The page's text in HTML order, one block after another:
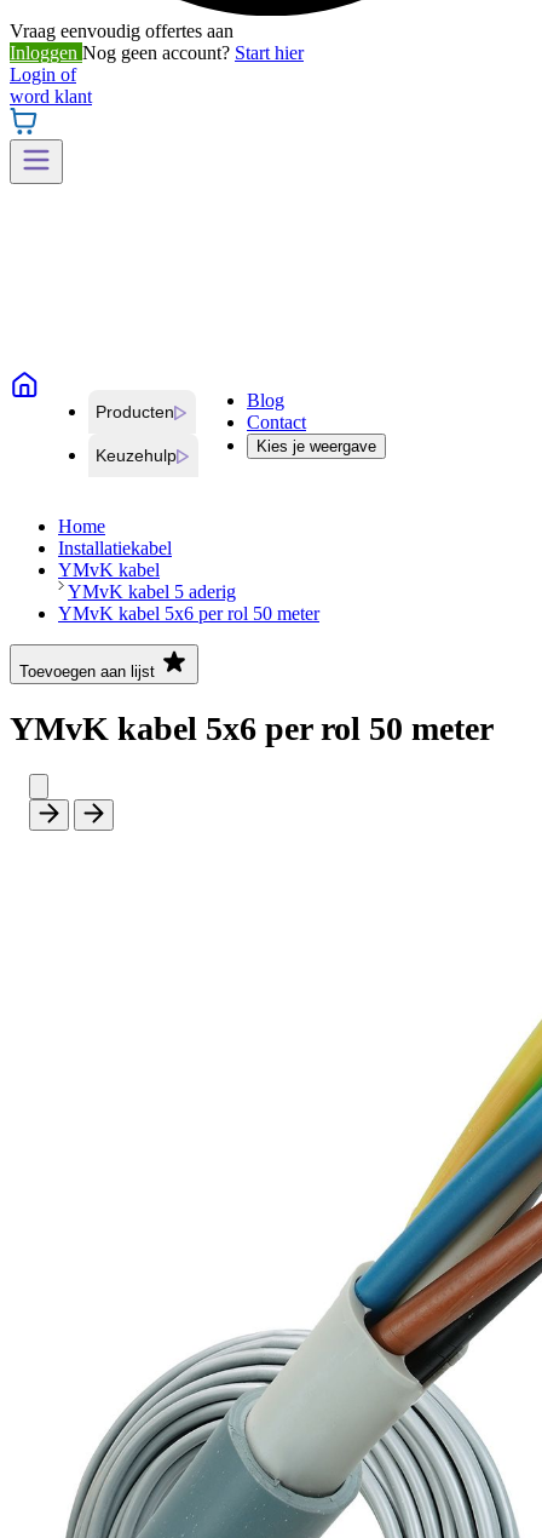
Vraag eenvoudig offertes aan
Inloggen Nog geen account? Start hier
Login of
word klant
Producten
Keuzehulp
Blog
Contact
Kies je weergave
Home
Installatiekabel
YMvK kabel
YMvK kabel 5 aderig
YMvK kabel 5x6 per rol 50 meter
Toevoegen aan lijst
YMvK kabel 5x6 per rol 50 meter